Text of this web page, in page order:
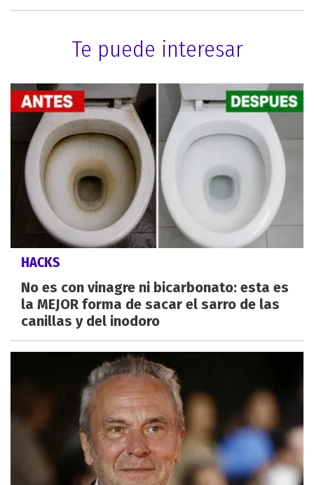
Te puede interesar
HACKS
No es con vinagre ni bicarbonato: esta es
la MEJOR forma de sacar el sarro de las
canillas y del inodoro